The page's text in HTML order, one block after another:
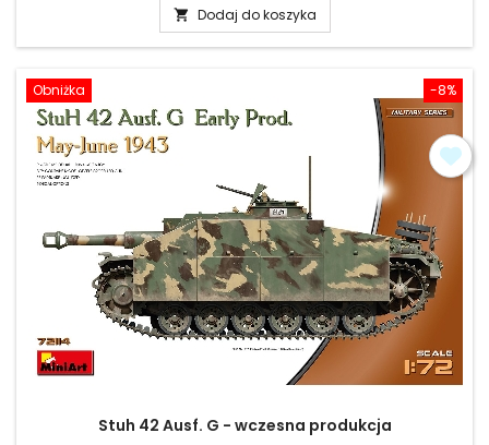
 Dodaj do koszyka
-8%
Obniżka
Stuh 42 Ausf. G - wczesna produkcja